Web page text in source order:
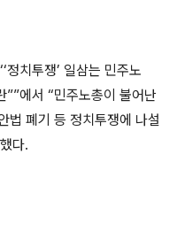
정치투쟁’ 일삼는 민주노
에서 “민주노총이 불어난
법 폐기 등 정치투쟁에 나설
다.